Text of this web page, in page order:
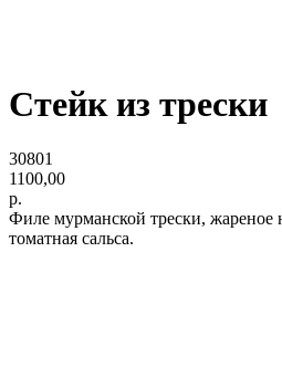
Стейк из трески
30801
1100,00
р.
Филе мурманской трески, жареное
томатная сальса.